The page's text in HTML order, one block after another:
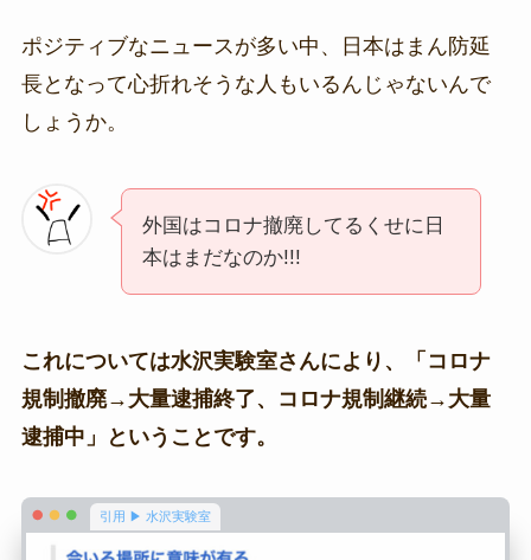
ポジティブなニュースが多い中、日本はまん防延
長となって心折れそうな人もいるんじゃないんで
しょうか。
外国はコロナ撤廃してるくせに日
本はまだなのか!!!
これについては水沢実験室さんにより、「コロナ
規制撤廃→大量逮捕終了、コロナ規制継続→大量
逮捕中」ということです。
引用 ▶ 水沢実験室